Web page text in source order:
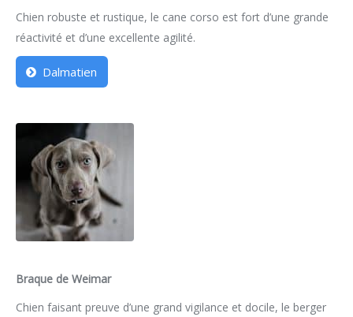
Chien robuste et rustique, le cane corso est fort d’une grande
réactivité et d’une excellente agilité.
Dalmatien
Braque de Weimar
Chien faisant preuve d’une grand vigilance et docile, le berger